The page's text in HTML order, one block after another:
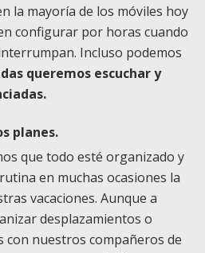
la mayoría de los móviles hoy
configurar por horas cuando
Incluso podemos
queremos escuchar y
planes.
que todo esté organizado y
en muchas ocasiones la
vacaciones. Aunque a
desplazamientos o
con nuestros compañeros de